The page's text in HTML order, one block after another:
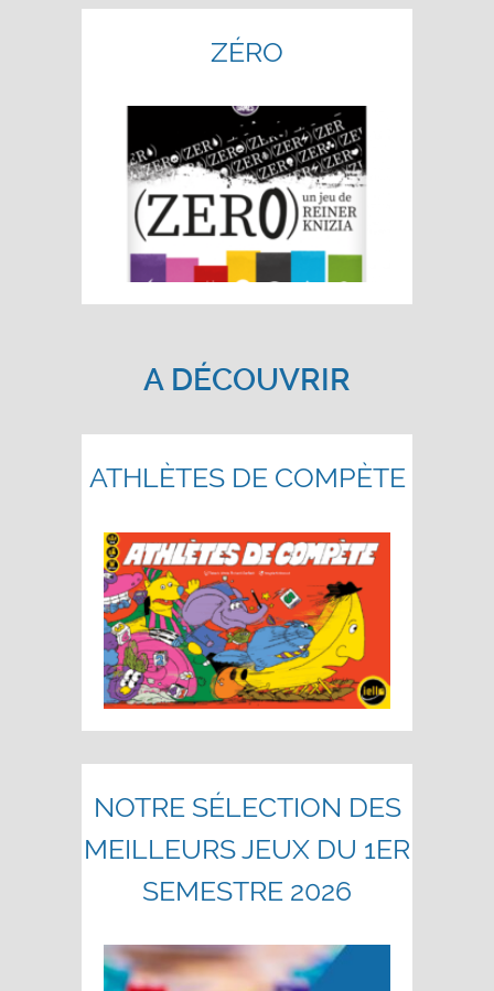
ZÉRO
A DÉCOUVRIR
ATHLÈTES DE COMPÈTE
NOTRE SÉLECTION DES
MEILLEURS JEUX DU 1ER
SEMESTRE 2026